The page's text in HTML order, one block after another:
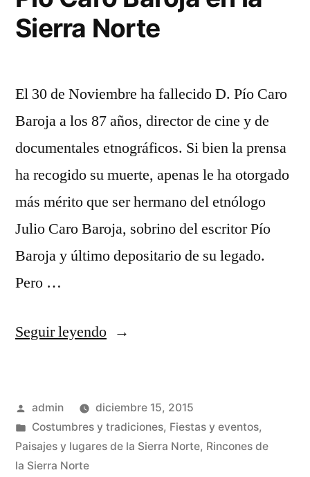
Sierra Norte
El 30 de Noviembre ha fallecido D. Pío Caro
Baroja a los 87 años, director de cine y de
documentales etnográficos. Si bien la prensa
ha recogido su muerte, apenas le ha otorgado
más mérito que ser hermano del etnólogo
Julio Caro Baroja, sobrino del escritor Pío
Baroja y último depositario de su legado.
Pero …
Seguir leyendo«Pio
en
la
Publicado
por
admin
diciembre 15, 2015
Publicado
en
Costumbres y tradiciones, Fiestas y eventos,
Paisajes y lugares de la Sierra Norte, Rincones de
la Sierra Norte